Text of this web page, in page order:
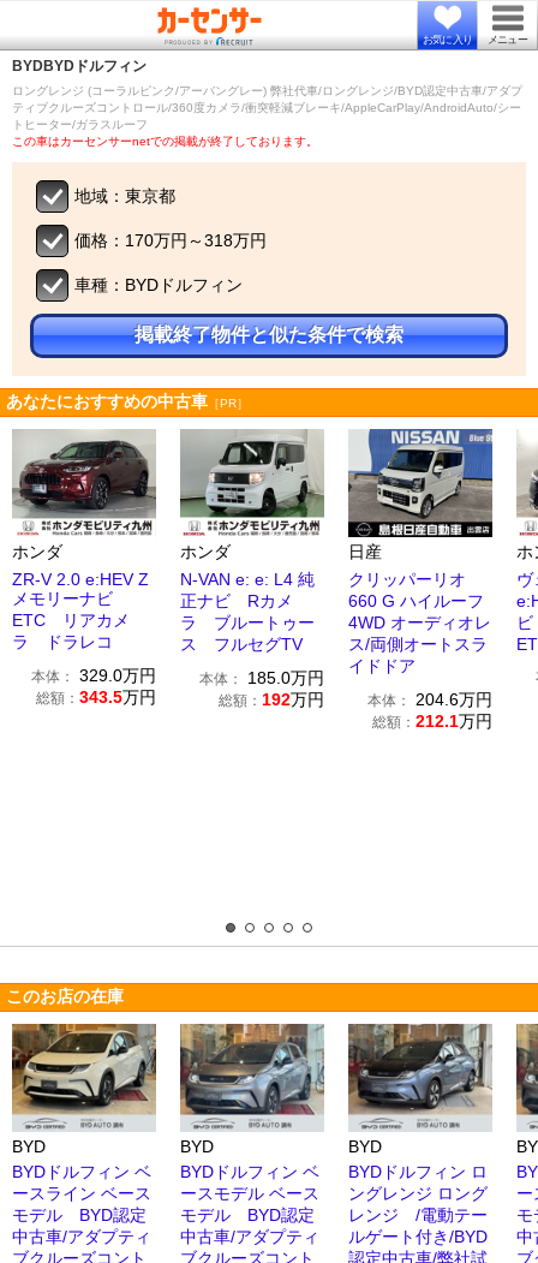
お気に入り メニュー
BYDBYDドルフィン
ロングレンジ (コーラルピンク/アーバングレー) 弊社代車/ロングレンジ/BYD認定中古車/アダプ
ティブクルーズコントロール/360度カメラ/衝突軽減ブレーキ/AppleCarPlay/AndroidAuto/シー
トヒーター/ガラスルーフ
この車はカーセンサーnetでの掲載が終了しております。
地域：東京都
価格：170万円～318万円
車種：BYDドルフィン
掲載終了物件と似た条件で検索
あなたにおすすめの中古車 ［PR］
ホンダ
ZR-V 2.0 e:HEV Z
メモリーナビ
ETC リアカメ
ラ ドラレコ
本体： 329.0万円
総額： 343.5万円
ホンダ
N-VAN e: e: L4 純
正ナビ Rカメ
ラ ブルートゥー
ス フルセグTV
本体： 185.0万円
総額： 192万円
日産
クリッパーリオ
660 G ハイルーフ
4WD オーディオレ
ス/両側オートスラ
イドドア
本体： 204.6万円
総額： 212.1万円
ホ
ヴ
このお店の在庫
BYD
BYDドルフィン ベ
ースライン ベース
モデル BYD認定
中古車/アダプティ
ブクルーズコント
BYD
BYDドルフィン ベ
ースモデル ベース
モデル BYD認定
中古車/アダプティ
ブクルーズコント
BYD
BYDドルフィン ロ
ングレンジ ロング
レンジ /電動テー
ルゲート付き/BYD
認定中古車/弊社試
ー
中
ブ